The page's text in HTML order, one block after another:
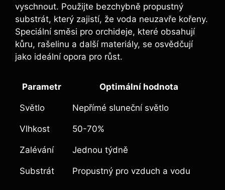
vyschnout. Použijte bezchybně propustný
substrát, který zajistí, že voda neuzavře kořeny.
Speciální směsi pro orchideje, které obsahují
kůru, rašelinu a další materiály, se osvědčují
jako ideální opora pro růst.
Parametr Optimální hodnota
Světlo Nepřímé sluneční světlo
Vlhkost 50-70%
Zalévání Jednou týdně
Substrát Propustný pro vzduch a vodu